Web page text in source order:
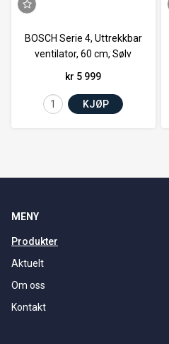
BOSCH Serie 4, Uttrekkbar
ventilator, 60 cm, Sølv
kr 5 999
KJØP
MENY
Produkter
Aktuelt
Om oss
Kontakt